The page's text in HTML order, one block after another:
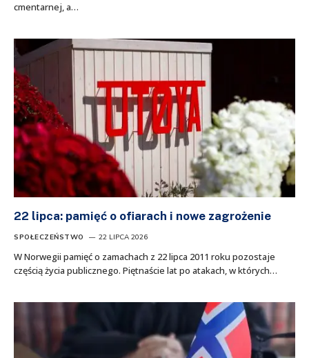
cmentarnej, a…
22 lipca: pamięć o ofiarach i nowe zagrożenie
SPOŁECZEŃSTWO 22 LIPCA 2026
W Norwegii pamięć o zamachach z 22 lipca 2011 roku pozostaje
częścią życia publicznego. Piętnaście lat po atakach, w których…